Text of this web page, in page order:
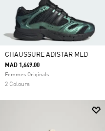
CHAUSSURE ADISTAR MLD
MAD 1,649.00
Femmes Originals
2 Colours